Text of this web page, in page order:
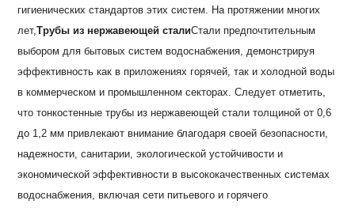
гигиенических стандартов этих систем. На протяжении многих
лет,Трубы из нержавеющей сталиСтали предпочтительным
выбором для бытовых систем водоснабжения, демонстрируя
эффективность как в приложениях горячей, так и холодной воды
в коммерческом и промышленном секторах. Следует отметить,
что тонкостенные трубы из нержавеющей стали толщиной от 0,6
до 1,2 мм привлекают внимание благодаря своей безопасности,
надежности, санитарии, экологической устойчивости и
экономической эффективности в высококачественных системах
водоснабжения, включая сети питьевого и горячего